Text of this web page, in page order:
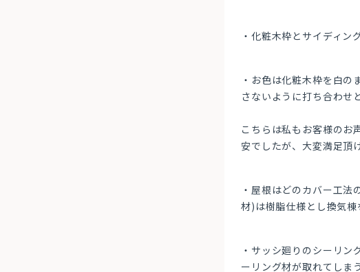
・化粧木枠とサイディン
・お色は化粧木枠を白
さないように打ち合わせ
こちらは私もお客様のお
安でしたが、大変満足頂
・屋根はどのカバー工
材)は樹脂仕様とし換気棟
・サッシ廻りのシーリ
ーリング材が取れてしま